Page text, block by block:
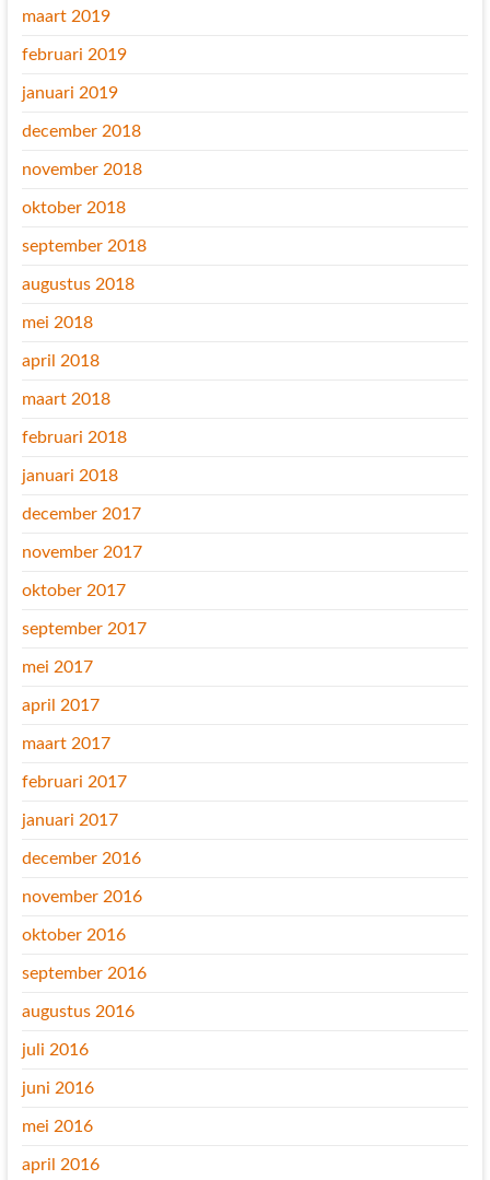
maart 2019
februari 2019
januari 2019
december 2018
november 2018
oktober 2018
september 2018
augustus 2018
mei 2018
april 2018
maart 2018
februari 2018
januari 2018
december 2017
november 2017
oktober 2017
september 2017
mei 2017
april 2017
maart 2017
februari 2017
januari 2017
december 2016
november 2016
oktober 2016
september 2016
augustus 2016
juli 2016
juni 2016
mei 2016
april 2016